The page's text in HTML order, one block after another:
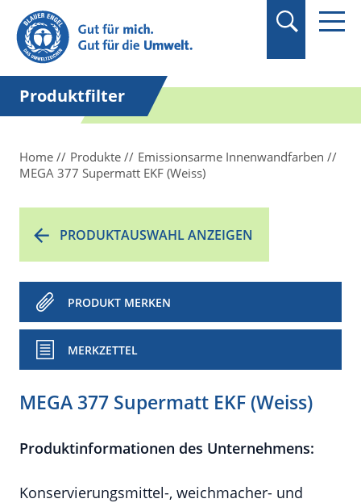
Suchbegriff in
Anführungszeichen
setzen.
Produktfilter
Home Produkte
Emissionsarme Innenwandfarben
MEGA 377 Supermatt EKF (Weiss)
PRODUKTAUSWAHL ANZEIGEN
PRODUKT MERKEN
MERKZETTEL
MEGA 377 Supermatt EKF (Weiss)
Produktinformationen des Unternehmens:
Konservierungsmittel-, weichmacher- und